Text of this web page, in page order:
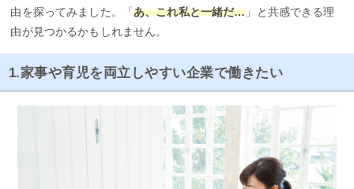
由を探ってみました。「あ、これ私と一緒だ… 」と共感できる理
由が見つかるかもしれません。
1.家事や育児を両立しやすい企業で働きたい